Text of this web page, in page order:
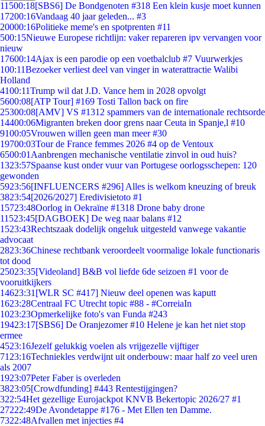
11500:18[SBS6] De Bondgenoten #318 Een klein kusje moet kunnen
17200:16Vandaag 40 jaar geleden... #3
20000:16Politieke meme's en spotprenten #11
500:15Nieuwe Europese richtlijn: vaker repareren ipv vervangen voor
nieuw
17600:14Ajax is een parodie op een voetbalclub #7 Vuurwerkjes
100:11Bezoeker verliest deel van vinger in waterattractie Walibi
Holland
4100:11Trump wil dat J.D. Vance hem in 2028 opvolgt
5600:08[ATP Tour] #169 Tosti Tallon back on fire
25300:08[AMV] VS #1312 spammers van de internationale rechtsorde
14400:06Migranten breken door grens naar Ceuta in Spanje,l #10
9100:05Vrouwen willen geen man meer #30
19700:03Tour de France femmes 2026 #4 op de Ventoux
6500:01 Aanbrengen mechanische ventilatie zinvol in oud huis?
1323:57Spaanse kust onder vuur van Portugese oorlogsschepen: 120
gewonden
5923:56[INFLUENCERS #296] Alles is welkom kneuzing of breuk
3823:54[2026/2027] Eredivisietoto #1
15723:48Oorlog in Oekraïne #1318 Drone baby drone
11523:45[DAGBOEK] De weg naar balans #12
1523:43Rechtszaak dodelijk ongeluk uitgesteld vanwege vakantie
advocaat
2823:36Chinese rechtbank veroordeelt voormalige lokale functionaris
tot dood
25023:35[Videoland] B&B vol liefde 6de seizoen #1 voor de
vooruitkijkers
14623:31 [WLR SC #417] Nieuw deel openen was kaputt
1623:28Centraal FC Utrecht topic #88 - #CorreiaIn
1023:23Opmerkelijke foto's van Funda #243
19423:17[SBS6] De Oranjezomer #10 Helene je kan het niet stop
ermee
4523:16Jezelf gelukkig voelen als vrijgezelle vijftiger
71 23:16Techniekles verdwijnt uit onderbouw: maar half zo veel uren
als 2007
1923:07Peter Faber is overleden
3823:05[Crowdfunding] #443 Rentestijgingen?
322:54Het gezellige Eurojackpot KNVB Bekertopic 2026/27 #1
27222:49De Avondetappe #176 - Met Ellen ten Damme.
7322:48Afvallen met injecties #4